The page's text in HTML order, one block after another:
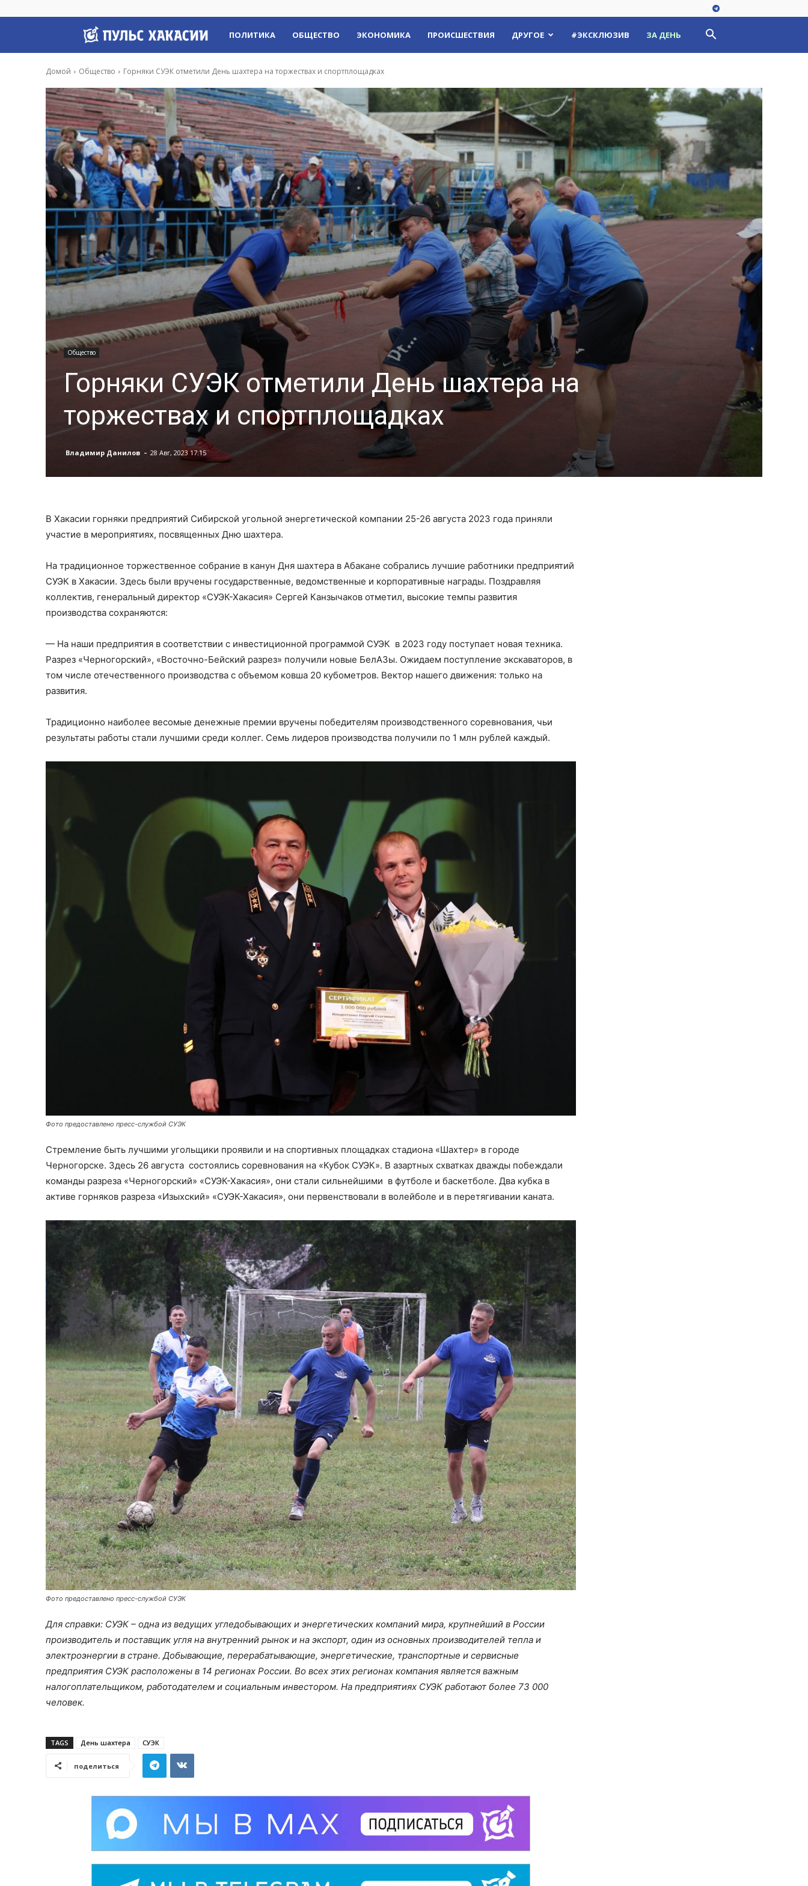
Пульс
Хакасии
ПОЛИТИКА ОБЩЕСТВО ЭКОНОМИКА ПРОИСШЕСТВИЯ ДРУГОЕ #ЭКСКЛЮЗИВ ЗА ДЕНЬ
Домой Общество Горняки СУЭК отметили День шахтера на торжествах и спортплощадках
Общество
Горняки СУЭК отметили День шахтера на
торжествах и спортплощадках
Владимир Данилов - 28 Авг, 2023 17:15
В Хакасии горняки предприятий Сибирской угольной энергетической компании 25-26 августа 2023 года приняли
участие в мероприятиях, посвященных Дню шахтера.
На традиционное торжественное собрание в канун Дня шахтера в Абакане собрались лучшие работники предприятий
СУЭК в Хакасии. Здесь были вручены государственные, ведомственные и корпоративные награды. Поздравляя
коллектив, генеральный директор «СУЭК-Хакасия» Сергей Канзычаков отметил, высокие темпы развития
производства сохраняются:
— На наши предприятия в соответствии с инвестиционной программой СУЭК в 2023 году поступает новая техника.
Разрез «Черногорский», «Восточно-Бейский разрез» получили новые БелАЗы. Ожидаем поступление экскаваторов, в
том числе отечественного производства с объемом ковша 20 кубометров. Вектор нашего движения: только на
развития.
Традиционно наиболее весомые денежные премии вручены победителям производственного соревнования, чьи
результаты работы стали лучшими среди коллег. Семь лидеров производства получили по 1 млн рублей каждый.
Фото предоставлено пресс-службой СУЭК
Стремление быть лучшими угольщики проявили и на спортивных площадках стадиона «Шахтер» в городе
Черногорске. Здесь 26 августа состоялись соревнования на «Кубок СУЭК». В азартных схватках дважды побеждали
команды разреза «Черногорский» «СУЭК-Хакасия», они стали сильнейшими в футболе и баскетболе. Два кубка в
активе горняков разреза «Изыхский» «СУЭК-Хакасия», они первенствовали в волейболе и в перетягивании каната.
Фото предоставлено пресс-службой СУЭК
Для справки: СУЭК – одна из ведущих угледобывающих и энергетических компаний мира, крупнейший в России
производитель и поставщик угля на внутренний рынок и на экспорт, один из основных производителей тепла и
электроэнергии в стране. Добывающие, перерабатывающие, энергетические, транспортные и сервисные
предприятия СУЭК расположены в 14 регионах России. Во всех этих регионах компания является важным
налогоплательщиком, работодателем и социальным инвестором. На предприятиях СУЭК работают более 73 000
человек.
TAGS День шахтера СУЭК
поделиться